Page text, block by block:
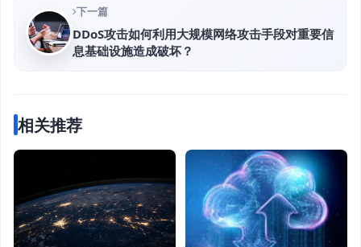
下一篇
DDoS攻击如何利用大规模网络攻击手段对重要信
息基础设施造成破坏？
相关推荐